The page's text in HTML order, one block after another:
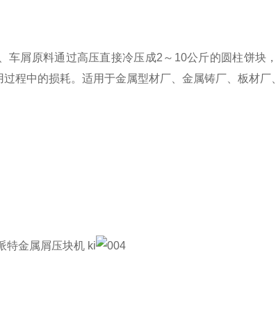
车屑原料通过高压直接冷压成2～10公斤的圆柱饼块
程中的损耗。适用于金属型材厂、金属铸厂、板材厂